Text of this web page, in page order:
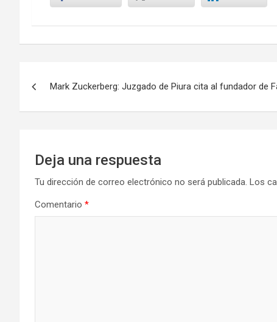
Mark Zuckerberg: Juzgado de Piura cita al fundador de
Deja una respuesta
Tu dirección de correo electrónico no será publicada. Los
Comentario *